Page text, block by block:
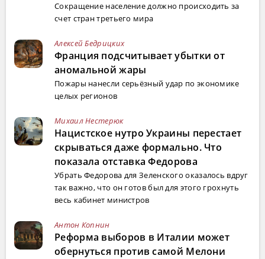
Сокращение население должно происходить за
счет стран третьего мира
Алексей Бедрицких
Франция подсчитывает убытки от
аномальной жары
Пожары нанесли серьёзный удар по экономике
целых регионов
Михаил Нестерюк
Нацистское нутро Украины перестает
скрываться даже формально. Что
показала отставка Федорова
Убрать Федорова для Зеленского оказалось вдруг
так важно, что он готов был для этого грохнуть
весь кабинет министров
Антон Копнин
Реформа выборов в Италии может
обернуться против самой Мелони